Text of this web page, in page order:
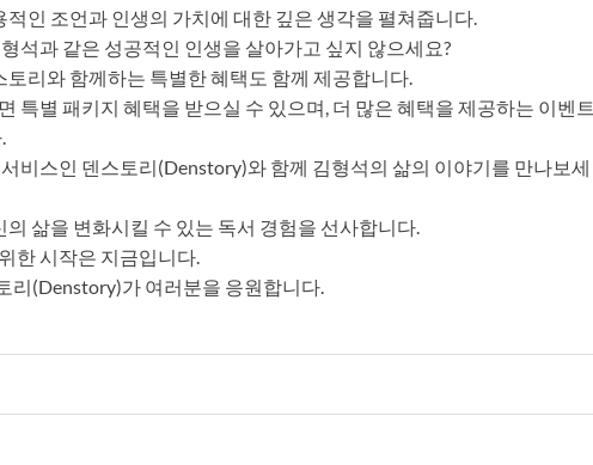
적인 조언과 인생의 가치에 대한 깊은 생각을 펼쳐줍니다.
석과 같은 성공적인 인생을 살아가고 싶지 않으세요?
토리와 함께하는 특별한 혜택도 함께 제공합니다.
특별 패키지 혜택을 받으실 수 있으며, 더 많은 혜택을 제공하는 이벤트
비스인 덴스토리(Denstory)와 함께 김형석의 삶의 이야기를 만나보세
의 삶을 변화시킬 수 있는 독서 경험을 선사합니다.
한 시작은 지금입니다.
리(Denstory)가 여러분을 응원합니다.